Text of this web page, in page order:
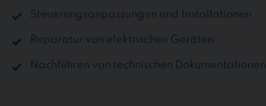
Steuerungsanpassungen und Installationen
Reparatur von elektrischen Geräten
Nachführen von technischen Dokumentationen